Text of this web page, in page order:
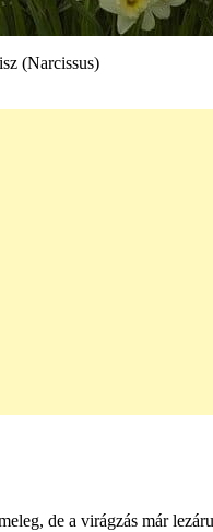
(Narcissus)
de a virágzás már